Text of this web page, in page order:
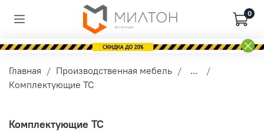
0
Главная Производственная мебель
...
Комплектующие ТС
Комплектующие ТС